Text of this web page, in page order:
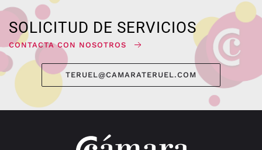
SOLICITUD DE SERVICIOS
CONTACTA CON NOSOTROS
TERUEL@CAMARATERUEL.COM